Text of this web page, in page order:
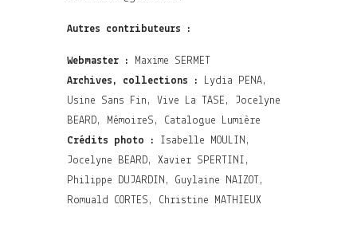
Autres contributeurs :
Webmaster : Maxime SERMET
Archives, collections : Lydia PENA,
Usine Sans Fin, Vive La TASE, Jocelyne
BEARD, MémoireS, Catalogue Lumière
Crédits photo : Isabelle MOULIN,
Jocelyne BEARD, Xavier SPERTINI,
Philippe DUJARDIN, Guylaine NAIZOT,
Romuald CORTES, Christine MATHIEUX